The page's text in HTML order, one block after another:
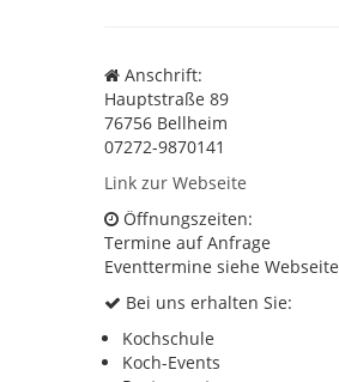
Anschrift:
Hauptstraße 89
76756 Bellheim
07272-9870141
Link zur Webseite
Öffnungszeiten:
Termine auf Anfrage
Eventtermine siehe Webseite
Bei uns erhalten Sie:
Kochschule
Koch-Events